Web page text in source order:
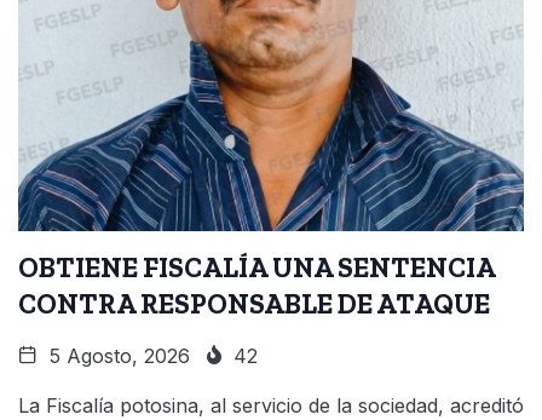
OBTIENE FISCALÍA UNA SENTENCIA
CONTRA RESPONSABLE DE ATAQUE
5 Agosto, 2026 42
La Fiscalía potosina, al servicio de la sociedad, acreditó